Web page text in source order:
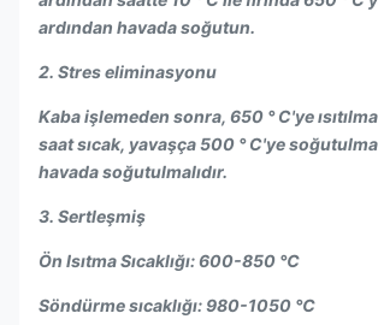
ardından havada soğutun.
2. Stres eliminasyonu
Kaba işlemeden sonra, 650 ° C'ye
saat sıcak, yavaşça 500 ° C'ye
havada soğutulmalıdır.
3. Sertleşmiş
Ön Isıtma Sıcaklığı: 600-850 ℃
Söndürme sıcaklığı: 980-1050 ℃